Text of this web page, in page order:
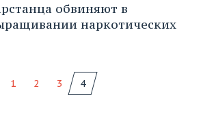
обвиняют в
наркотических
1 2 3 4